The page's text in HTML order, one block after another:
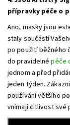
přípravky péče o
Ano, masky jsou
staly součástí
po použití běžného
do pravidelnépéče
jednom a před
jeden týden.
používání většího
vnímají citlivost své